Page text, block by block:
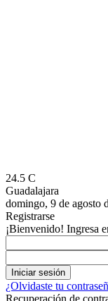
24.5 C
Guadalajara
domingo, 9 de agosto
Registrarse
¡Bienvenido! Ingresa
¿Olvidaste tu
Recuperación de